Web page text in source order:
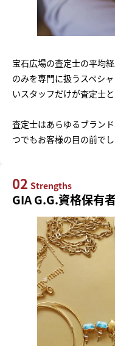
宝石広場の査定士の平均
のみを専門に扱うスペシ
いスタッフだけが査定士
査定士はあらゆるブラン
つでもお客様の目の前で
02 Strengths
GIA G.G.資格保有